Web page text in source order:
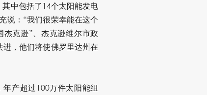
中包括了14个太阳能发电
说：“我们很荣幸能在这个
克逊”、杰克逊维尔市政
，他们将使佛罗里达州在
产超过100万件太阳能组